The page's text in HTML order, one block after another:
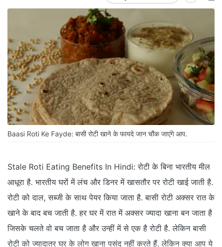
Baasi Roti Ke Fayde: बासी रोटी खाने के फायदे जान चौंक जाएंगे आप.
Stale Roti Eating Benefits In Hindi: रोटी के बिना भारतीय मील
आधूरा है. भारतीय घरों में लंच और डिनर में खासतौर पर रोटी खाई जाती है.
रोटी को दाल, सब्जी के साथ पेयर किया जाता है. बासी रोटी अक्सर रात के
खाने के बाद बच जाती है. हर घर में रात में अक्सर ज्यादा खाना बन जाता है
जिसके चलते वो बच जाता है और उन्हीं में से एक है रोटी है. लेकिन बासी
रोटी को ज्यादातर घर के लोग खाना पसंद नहीं करते हैं. लेकिन क्या आप ये